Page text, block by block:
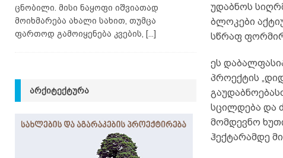
უდაბნოს
ბლოკები
სწრაფ
ეს
პროექტის
სცილდება და
მომდევნო
ჰექტარამდე
ცნობილი. მისი ნაყოფი იშვიათად
მოიხმარება ახალი სახით, თუმცა
ფართოდ გამოიყენება კვების,
[...]
ᲐᲠᲥᲘᲢᲔᲥᲢᲣᲠᲐ